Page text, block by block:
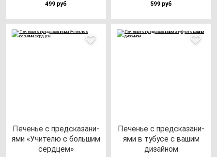
499 руб 599 руб
Печенье с пред­ска­за­ни­
ями «Учи­те­лю с боль­шим
сер­дцем»
Печенье с пред­ска­за­ни­
ями в ту­бу­се с ва­шим
ди­зай­ном